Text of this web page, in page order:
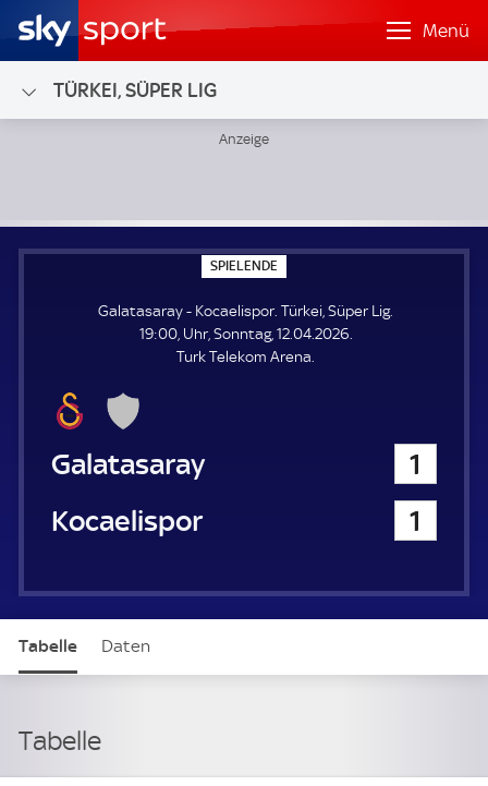
Menü
TÜRKEI, SÜPER LIG
SPIELENDE
P
E
L
E
N
Galatasaray - Kocaelispor. Türkei, Süper Lig.
19:00, Uhr, Sonntag, 12.04.2026.
Turk Telekom Arena.
Galatasaray
1
Kocaelispor
1
Tabelle Daten
Tabelle